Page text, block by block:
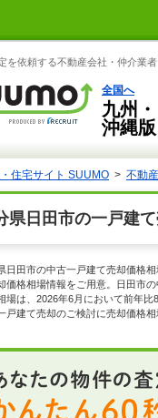
を依頼する不動産会社・仲介業
全国へ
九州・
沖縄版
住宅サイト SUUMO 不動
県日田市の一戸建
日田市の中古一戸建て売却価格
価格相場情報をご用意。日田市
場は、2026年6月において前年
戸建て売却のご検討に売却価格相